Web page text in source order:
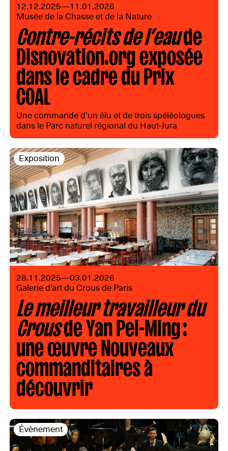
12.12.2025—11.01.2026
Musée de la Chasse et de la Nature
Contre-récits de l’eaude
Disnovation.org exposée
dans le cadre du Prix
COAL
Une commande d'un élu et de trois spéléologues
dans le Parc naturel régional du Haut-Jura
Exposition
28.11.2025—03.01.2026
Galerie d’art du Crous de Paris
Le meilleur travailleur du
Crousde Yan Pei-Ming :
une œuvre Nouveaux
commanditaires à
découvrir
Évènement